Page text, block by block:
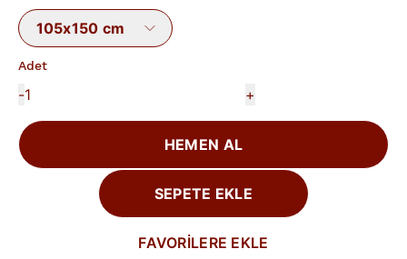
105x150 cm
Adet
- +
HEMEN AL
SEPETE EKLE
FAVORİLERE EKLE